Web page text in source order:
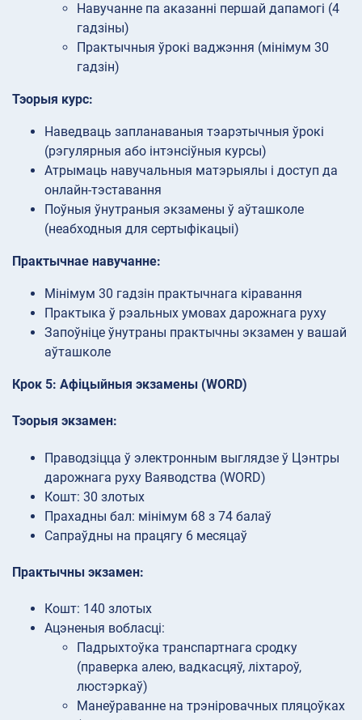
Навучанне па аказанні першай дапамогі (4
гадзіны)
Практычныя ўрокі ваджэння (мінімум 30
гадзін)
Тэорыя курс:
Наведваць запланаваныя тэарэтычныя ўрокі
(рэгулярныя або інтэнсіўныя курсы)
Атрымаць навучальныя матэрыялы і доступ да
онлайн-тэставання
Поўныя ўнутраныя экзамены ў аўташколе
(неабходныя для сертыфікацыі)
Практычнае навучанне:
Мінімум 30 гадзін практычнага кіравання
Практыка ў рэальных умовах дарожнага руху
Запоўніце ўнутраны практычны экзамен у вашай
аўташколе
Крок 5: Афіцыйныя экзамены (WORD)
Тэорыя экзамен:
Праводзіцца ў электронным выглядзе ў Цэнтры
дарожнага руху Ваяводства (WORD)
Кошт: 30 злотых
Прахадны бал: мінімум 68 з 74 балаў
Сапраўдны на працягу 6 месяцаў
Практычны экзамен:
Кошт: 140 злотых
Ацэненыя вобласці:
Падрыхтоўка транспартнага сродку
(праверка алею, вадкасцяў, ліхтароў,
люстэркаў)
Манеўраванне на трэніровачных пляцоўках